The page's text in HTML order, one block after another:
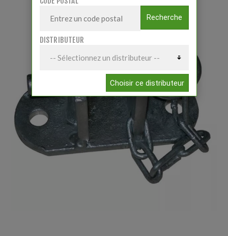
Recherche
DISTRIBUTEUR
Choisir ce distributeur